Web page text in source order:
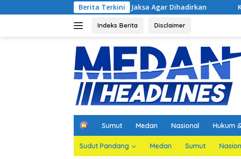
ke
Berita Terkini
Yang Merupakan Jaksa Agar Dihadirkan Kejati Jatim dan
Indeks Berita Disclaimer
H
m
e
Sumut Medan Nasional Hukum
Sudut Pandang Medan Sumut